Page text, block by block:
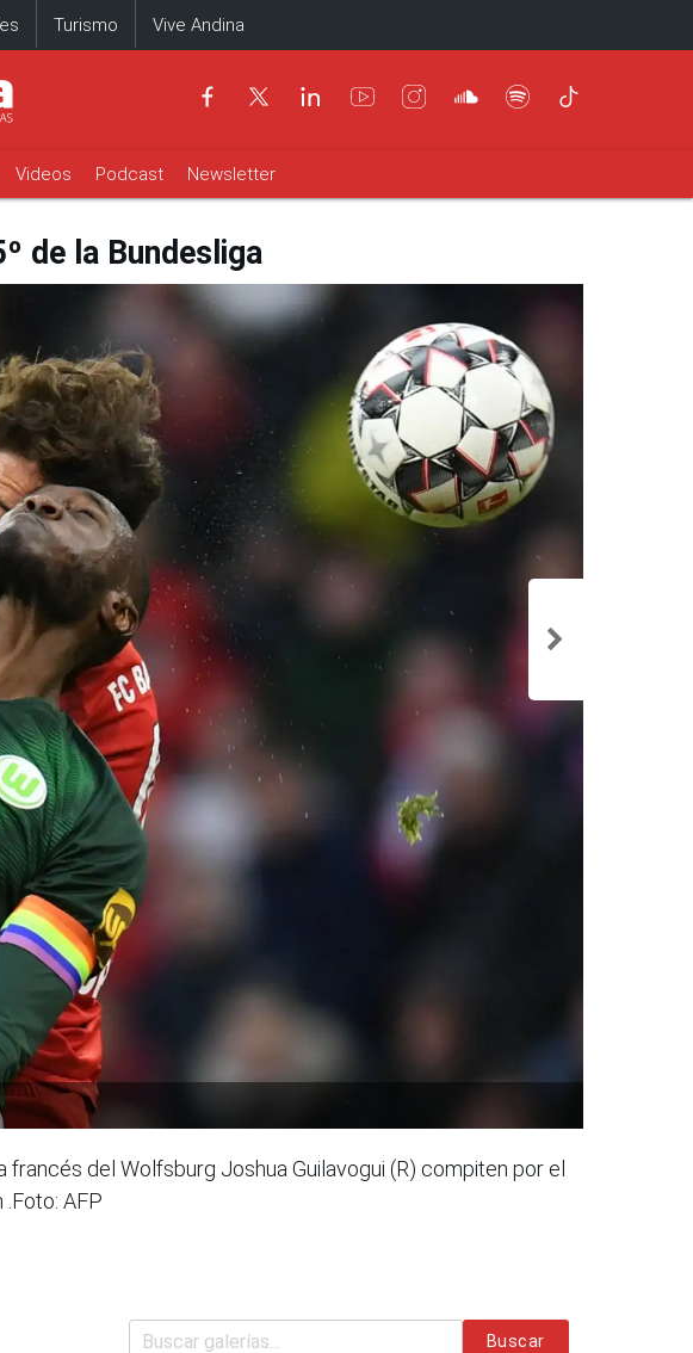
Turismo Vive Andina
Videos Podcast Newsletter
de la Bundesliga
del Wolfsburg Joshua Guilavogui (R) compiten por el
AFP
Buscar